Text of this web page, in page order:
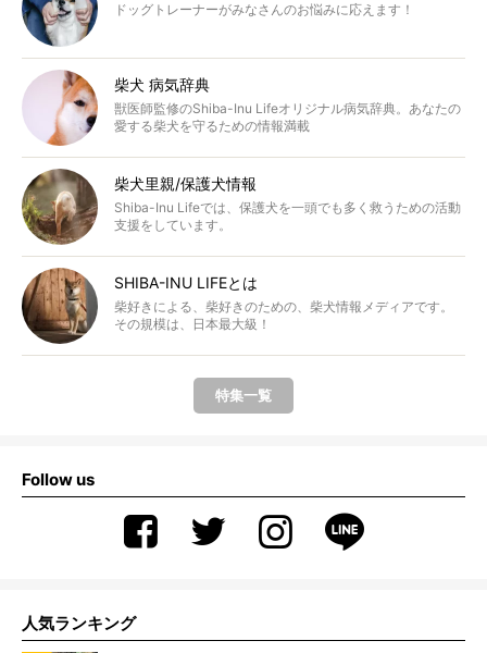
ドッグトレーナーがみなさんのお悩みに応えます！
柴犬 病気辞典
獣医師監修のShiba-Inu Lifeオリジナル病気辞典。あなたの
愛する柴犬を守るための情報満載
柴犬里親/保護犬情報
Shiba-Inu Lifeでは、保護犬を一頭でも多く救うための活動
支援をしています。
SHIBA-INU LIFEとは
柴好きによる、柴好きのための、柴犬情報メディアです。
その規模は、日本最大級！
特集一覧
Follow us
人気ランキング